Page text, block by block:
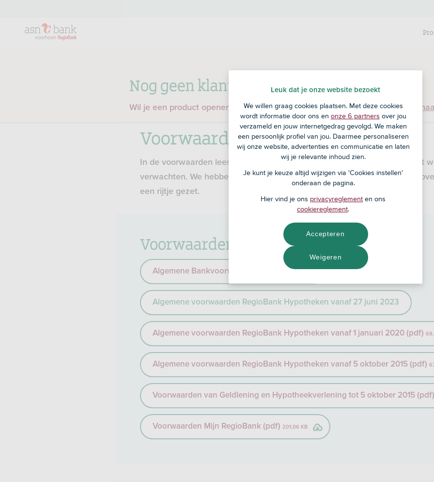
Nog geen klant bij RegioBank?
Wil je een product openen en ben je nog geen klant bij RegioBank?Ga dan
Voorwaarden Hypotheken
In de voorwaarden lees je wat je van ons kunt verwachten. Maar ook wat
verwachten. We hebben hier alle voorwaarden en belangrijke informatie
een rijtje gezet.
Voorwaarden hypotheken
Algemene Bankvoorwaarden (pdf)
Algemene voorwaarden RegioBank Hypotheken vanaf 27 juni 2023
Algemene voorwaarden RegioBank Hypotheken vanaf 1 januari 2020 (pdf)
Algemene voorwaarden RegioBank Hypotheken vanaf 5 oktober 2015 (pdf)
Voorwaarden van Geldlening en Hypotheekverlening tot 5 oktober 2015
Voorwaarden Mijn RegioBank (pdf) 201,06 KB
Leuk dat je onze website bezoekt
We willen graag cookies plaatsen. Met deze cookies
wordt informatie door ons en onze 6 partners over jou
verzameld en jouw internetgedrag gevolgd. We maken
een persoonlijk profiel van jou. Daarmee personaliseren
wij onze website, advertenties en communicatie en laten
wij je relevante inhoud zien.
Je kunt je keuze altijd wijzigen via 'Cookies instellen'
onderaan de pagina.
Hier vind je ons privacyreglement en ons
cookiereglement.
Weigeren
Accepteren